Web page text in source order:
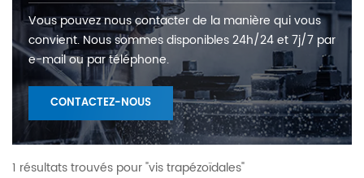
Vous pouvez nous contacter de la manière qui vous
convient. Nous sommes disponibles 24h/24 et 7j/7 par
e-mail ou par téléphone.
CONTACTEZ-NOUS
1 résultats trouvés pour "vis trapézoïdales"